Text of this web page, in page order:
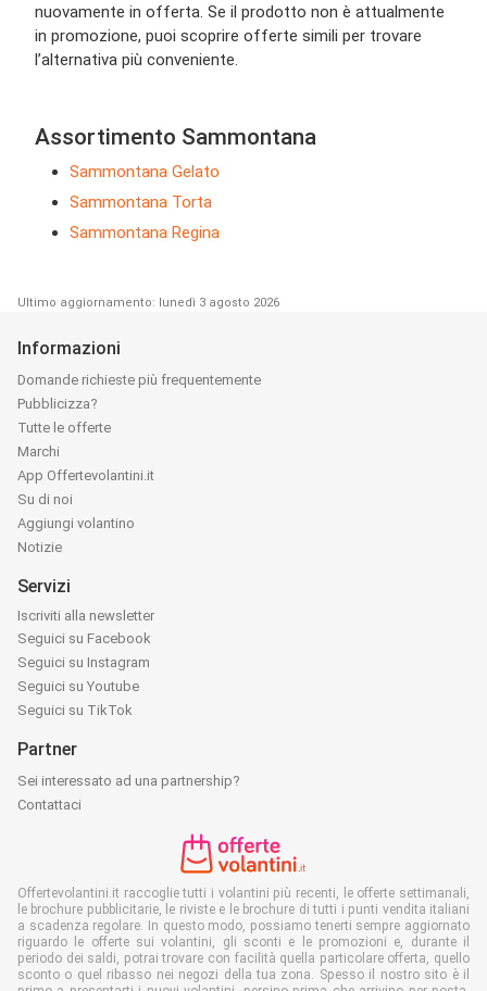
nuovamente in offerta. Se il prodotto non è attualmente
in promozione, puoi scoprire offerte simili per trovare
l’alternativa più conveniente.
Assortimento Sammontana
Sammontana Gelato
Sammontana Torta
Sammontana Regina
Ultimo aggiornamento: lunedì 3 agosto 2026
Informazioni
Domande richieste più frequentemente
Pubblicizza?
Tutte le offerte
Marchi
App Offertevolantini.it
Su di noi
Aggiungi volantino
Notizie
Servizi
Iscriviti alla newsletter
Seguici su Facebook
Seguici su Instagram
Seguici su Youtube
Seguici su TikTok
Partner
Sei interessato ad una partnership?
Contattaci
Offertevolantini.it raccoglie tutti i volantini più recenti, le offerte settimanali,
le brochure pubblicitarie, le riviste e le brochure di tutti i punti vendita italiani
a scadenza regolare. In questo modo, possiamo tenerti sempre aggiornato
riguardo le offerte sui volantini, gli sconti e le promozioni e, durante il
periodo dei saldi, potrai trovare con facilità quella particolare offerta, quello
sconto o quel ribasso nei negozi della tua zona. Spesso il nostro sito è il